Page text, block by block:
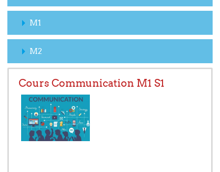
M1
M2
Cours Communication M1 S1